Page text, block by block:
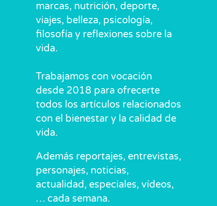
marcas, nutrición, deporte,
viajes, belleza, psicología,
filosofía y reflexiones sobre la
vida.
Trabajamos con vocación
desde 2018 para ofrecerte
todos los artículos relacionados
con el bienestar y la calidad de
vida.
Además reportajes, entrevistas,
personajes, noticias,
actualidad, especiales, vídeos,
… cada semana.